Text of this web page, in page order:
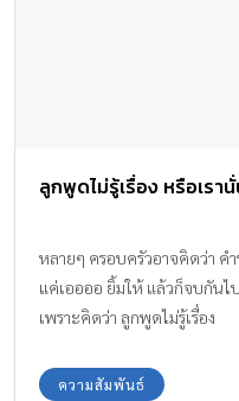
ลูกพูดไม่รู้เรื่อง หรือเรา
หลายๆ ครอบครัวอาจคิดว่า คำ
แค่เออออ ยิ้มให้ แล้วก็จบกันไ
เพราะคิดว่า ลูกพูดไม่รู้เรื่อง
ความสัมพันธ์